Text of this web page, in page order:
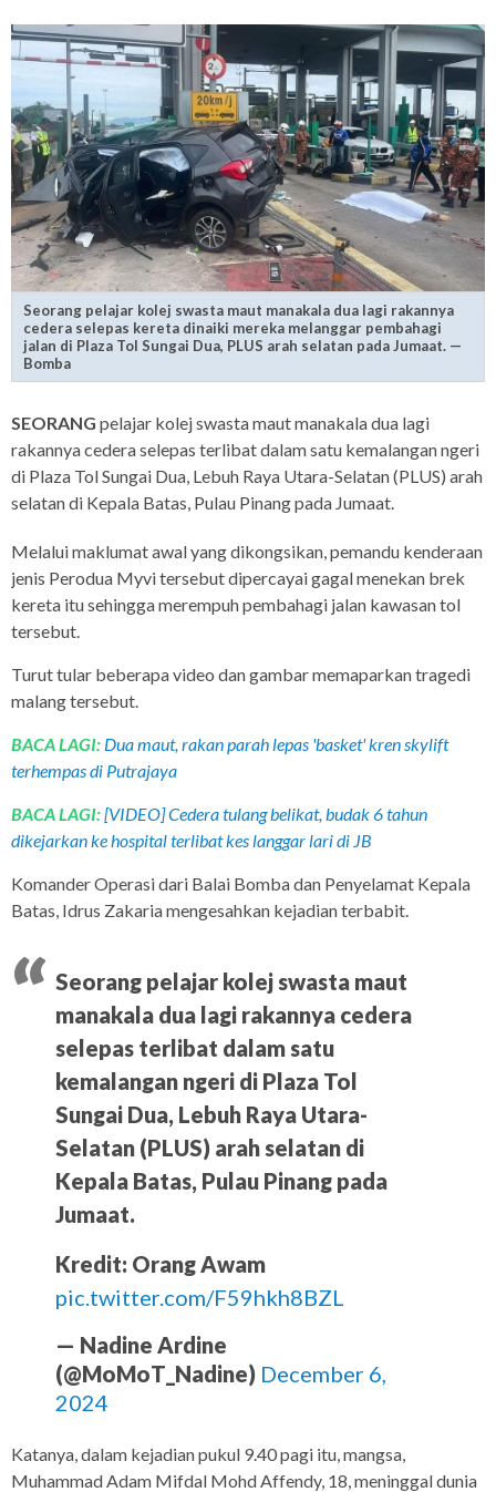
Seorang pelajar kolej swasta maut manakala dua lagi rakannya
cedera selepas kereta dinaiki mereka melanggar pembahagi
jalan di Plaza Tol Sungai Dua, PLUS arah selatan pada Jumaat. —
Bomba
SEORANG pelajar kolej swasta maut manakala dua lagi
rakannya cedera selepas terlibat dalam satu kemalangan ngeri
di Plaza Tol Sungai Dua, Lebuh Raya Utara-Selatan (PLUS) arah
selatan di Kepala Batas, Pulau Pinang pada Jumaat.
Melalui maklumat awal yang dikongsikan, pemandu kenderaan
jenis Perodua Myvi tersebut dipercayai gagal menekan brek
kereta itu sehingga merempuh pembahagi jalan kawasan tol
tersebut.
Turut tular beberapa video dan gambar memaparkan tragedi
malang tersebut.
BACA LAGI: Dua maut, rakan parah lepas 'basket' kren skylift
terhempas di Putrajaya
BACA LAGI:[VIDEO] Cedera tulang belikat, budak 6 tahun
dikejarkan ke hospital terlibat kes langgar lari di JB
Komander Operasi dari Balai Bomba dan Penyelamat Kepala
Batas, Idrus Zakaria mengesahkan kejadian terbabit.
Seorang pelajar kolej swasta maut
manakala dua lagi rakannya cedera
selepas terlibat dalam satu
kemalangan ngeri di Plaza Tol
Sungai Dua, Lebuh Raya Utara-
Selatan (PLUS) arah selatan di
Kepala Batas, Pulau Pinang pada
Jumaat.
Kredit: Orang Awam
pic.twitter.com/F59hkh8BZL
— Nadine Ardine
(@MoMoT_Nadine) December 6,
2024
Katanya, dalam kejadian pukul 9.40 pagi itu, mangsa,
Muhammad Adam Mifdal Mohd Affendy, 18, meninggal dunia